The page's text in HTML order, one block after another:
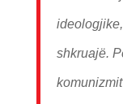
shkruajë.